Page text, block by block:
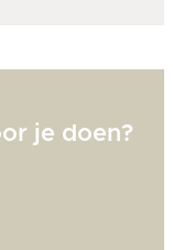
je doen?